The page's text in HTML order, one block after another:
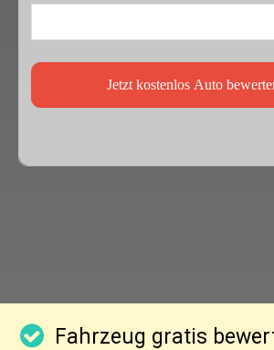
Jetzt kostenlos Auto
Fahrzeug gratis